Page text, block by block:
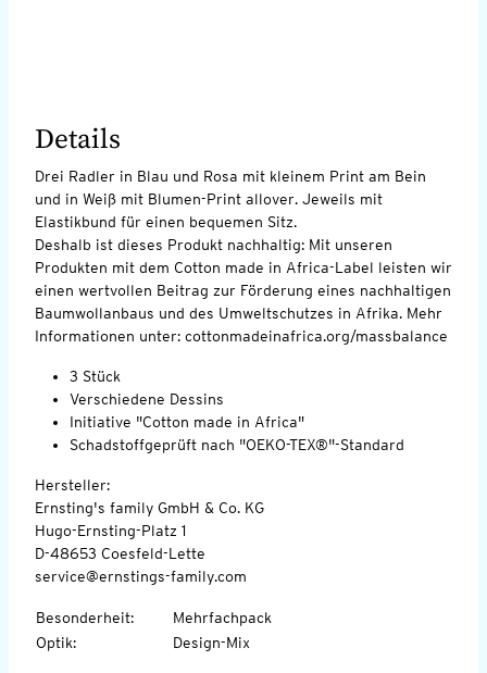
Details
Drei Radler in Blau und Rosa mit kleinem Print am Bein
und in Weiß mit Blumen-Print allover. Jeweils mit
Elastikbund für einen bequemen Sitz.
Deshalb ist dieses Produkt nachhaltig: Mit unseren
Produkten mit dem Cotton made in Africa-Label leisten wir
einen wertvollen Beitrag zur Förderung eines nachhaltigen
Baumwollanbaus und des Umweltschutzes in Afrika. Mehr
Informationen unter: cottonmadeinafrica.org/massbalance
3 Stück
Verschiedene Dessins
Initiative "Cotton made in Africa"
Schadstoffgeprüft nach "OEKO-TEX®"-Standard
Hersteller:
Ernsting's family GmbH & Co. KG
Hugo-Ernsting-Platz 1
D-48653 Coesfeld-Lette
service@ernstings-family.com
Besonderheit:
Mehrfachpack
Optik: Design-Mix